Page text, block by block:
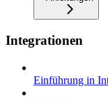
Integrationen
Einführung in